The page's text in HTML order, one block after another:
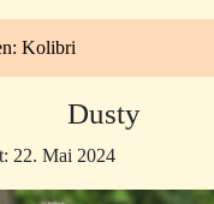
Kolibri
Dusty
22. Mai 2024